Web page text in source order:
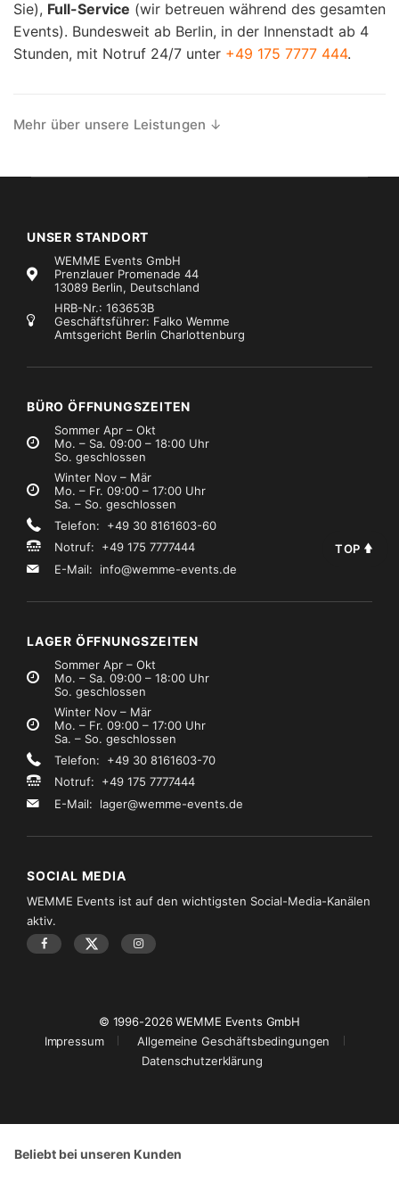
Sie), Full-Service (wir betreuen während des gesamten
Events). Bundesweit ab Berlin, in der Innenstadt ab 4
Stunden, mit Notruf 24/7 unter +49 175 7777 444.
Mehr über unsere Leistungen
UNSER STANDORT
WEMME Events GmbH
Prenzlauer Promenade 44
13089 Berlin, Deutschland
HRB-Nr.: 163653B
Geschäftsführer: Falko Wemme
Amtsgericht Berlin Charlottenburg
BÜRO ÖFFNUNGSZEITEN
Sommer Apr – Okt
Mo. – Sa. 09:00 – 18:00 Uhr
So. geschlossen
Winter Nov – Mär
Mo. – Fr. 09:00 – 17:00 Uhr
Sa. – So. geschlossen
Telefon: +49 30 8161603-60
Notruf: +49 175 7777444
E-Mail: info@wemme-events.de
LAGER ÖFFNUNGSZEITEN
Sommer Apr – Okt
Mo. – Sa. 09:00 – 18:00 Uhr
So. geschlossen
Winter Nov – Mär
Mo. – Fr. 09:00 – 17:00 Uhr
Sa. – So. geschlossen
Telefon: +49 30 8161603-70
Notruf: +49 175 7777444
E-Mail: lager@wemme-events.de
SOCIAL MEDIA
WEMME Events ist auf den wichtigsten Social-Media-Kanälen
aktiv.
© 1996-2026 WEMME Events GmbH
Impressum
Allgemeine Geschäftsbedingungen
Datenschutzerklärung
TOP
Beliebt bei unseren Kunden